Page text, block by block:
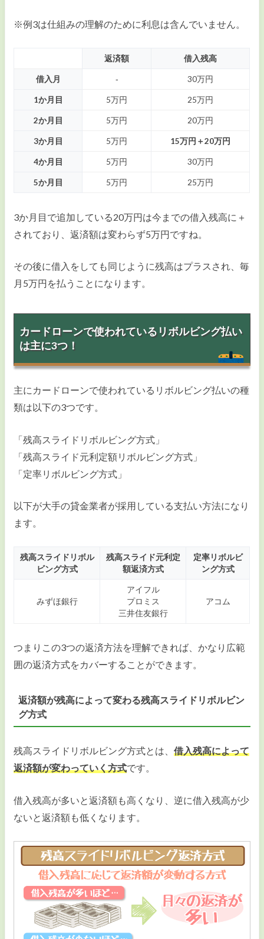
※例3は仕組みの理解のために利息は含んでいません。
返済額 借入残高
借入月 ‐ 30万円
1か月目 5万円 25万円
2か月目 5万円 20万円
3か月目 5万円 15万円＋20万円
4か月目 5万円 30万円
5か月目 5万円 25万円
3か月目で追加している20万円は今までの借入残高に＋
されており、返済額は変わらず5万円ですね。
その後に借入をしても同じように残高はプラスされ、毎
月5万円を払うことになります。
カードローンで使われているリボルビング払い
は主に3つ！
主にカードローンで使われているリボルビング払いの種
類は以下の3つです。
「残高スライドリボルビング方式」
「残高スライド元利定額リボルビング方式」
「定率リボルビング方式」
以下が大手の貸金業者が採用している支払い方法になり
ます。
残高スライドリボル
ビング方式
残高スライド元利定
額返済方式
定率リボルビ
ング方式
みずほ銀行
アイフル
プロミス
三井住友銀行
アコム
つまりこの3つの返済方法を理解できれば、かなり広範
囲の返済方式をカバーすることができます。
返済額が残高によって変わる残高スライドリボルビン
グ方式
残高スライドリボルビング方式とは、借入残高によって
返済額が変わっていく方式です。
借入残高が多いと返済額も高くなり、逆に借入残高が少
ないと返済額も低くなります。